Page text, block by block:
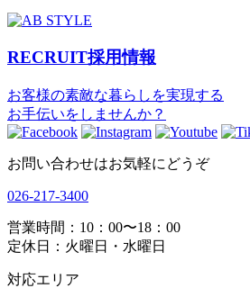
RECRUIT採用情報
お客様の素敵な暮らしを実現する
お手伝いをしませんか？
お問い合わせはお気軽にどうぞ
026-217-3400
営業時間：10：00〜18：00
定休日：火曜日・水曜日
対応エリア